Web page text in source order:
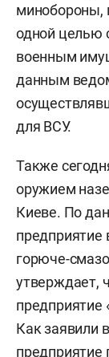
минобороны,
одной целью
военным
данным
для ВСУ.
Также
оружием
Киеве. По
предприятие
горюче-
утверждает,
предприятие
Как заявили